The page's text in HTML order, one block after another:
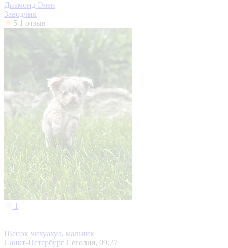
Диамонд Элен
Заводчик
5 1 отзыв
1
Щенок чихуахуа, мальчик
Санкт-Петербург Сегодня, 09:27